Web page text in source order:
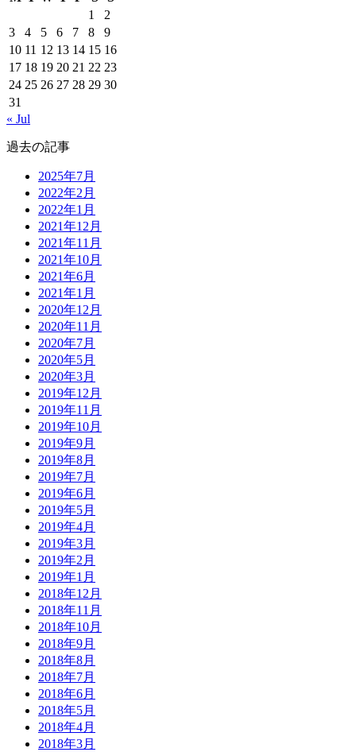
1
2
3
4 5 6 7 8
9
10 11 12 13 14 15 16
17 18 19 20 21 22 23
24 25 26 27 28 29 30
31
« Jul
過去の記事
2025年7月
2022年2月
2022年1月
2021年12月
2021年11月
2021年10月
2021年6月
2021年1月
2020年12月
2020年11月
2020年7月
2020年5月
2020年3月
2019年12月
2019年11月
2019年10月
2019年9月
2019年8月
2019年7月
2019年6月
2019年5月
2019年4月
2019年3月
2019年2月
2019年1月
2018年12月
2018年11月
2018年10月
2018年9月
2018年8月
2018年7月
2018年6月
2018年5月
2018年4月
2018年3月